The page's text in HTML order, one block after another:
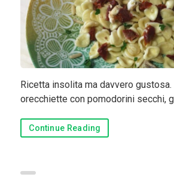
Ricetta insolita ma davvero gustosa.
orecchiette con pomodorini secchi,
Continue Reading